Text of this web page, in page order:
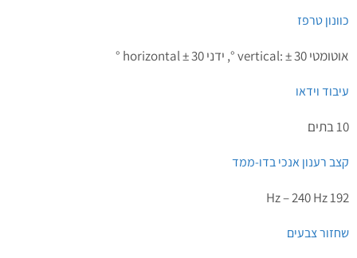
כוונון טרפז
אוטומטי vertical: ± 30 °, ידני horizontal ± 30 °
עיבוד וידאו
10 בתים
קצב רענון אנכי בדו-ממד
192 Hz – 240 Hz
שחזור צבעים